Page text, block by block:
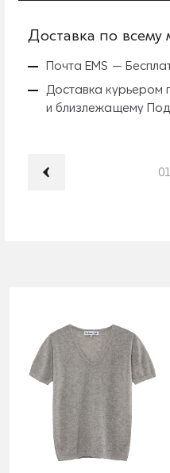
Доставка по всему
Почта EMS —
Доставка курьером
и близлежащему
01